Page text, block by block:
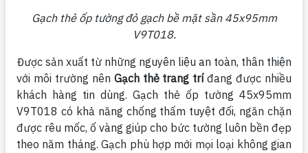
Gạch thẻ ốp tường đỏ gạch bề mặt sần 45x95mm
V9T018.
Được sản xuất từ những nguyên liệu an toàn, thân thiện
với môi trường nên Gạch thẻ trang tríđang được nhiều
khách hàng tin dùng. Gạch thẻ ốp tường 45x95mm
V9T018 có khả năng chống thấm tuyệt đối, ngăn chặn
được rêu mốc, ố vàng giúp cho bức tường luôn bền đẹp
theo năm tháng. Gạch phù hợp mới mọi loại không gian